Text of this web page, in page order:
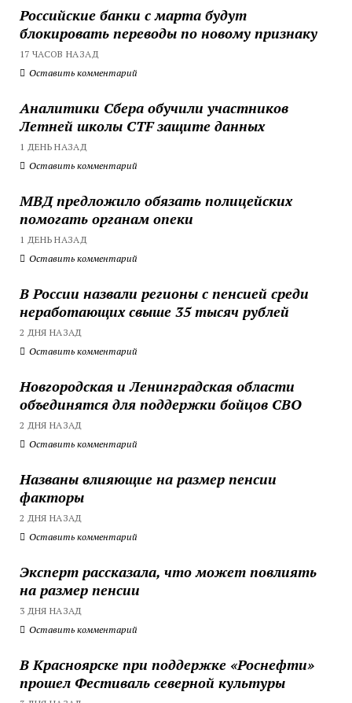
Российские банки с марта будут
блокировать переводы по новому признаку
17 ЧАСОВ НАЗАД
Оставить комментарий
Аналитики Сбера обучили участников
Летней школы CTF защите данных
1 ДЕНЬ НАЗАД
Оставить комментарий
МВД предложило обязать полицейских
помогать органам опеки
1 ДЕНЬ НАЗАД
Оставить комментарий
В России назвали регионы с пенсией среди
неработающих свыше 35 тысяч рублей
2 ДНЯ НАЗАД
Оставить комментарий
Новгородская и Ленинградская области
объединятся для поддержки бойцов СВО
2 ДНЯ НАЗАД
Оставить комментарий
Названы влияющие на размер пенсии
факторы
2 ДНЯ НАЗАД
Оставить комментарий
Эксперт рассказала, что может повлиять
на размер пенсии
3 ДНЯ НАЗАД
Оставить комментарий
В Красноярске при поддержке «Роснефти»
прошел Фестиваль северной культуры